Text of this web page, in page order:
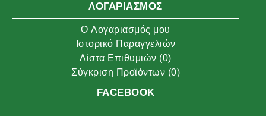
ΛΟΓΑΡΙΑΣΜΌΣ
O Λογαριασμός μου
Ιστορικό Παραγγελιών
Λίστα Επιθυμιών (0)
Σύγκριση Προϊόντων (0)
FACEBOOK